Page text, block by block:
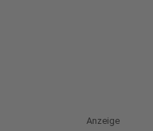
Anzeige